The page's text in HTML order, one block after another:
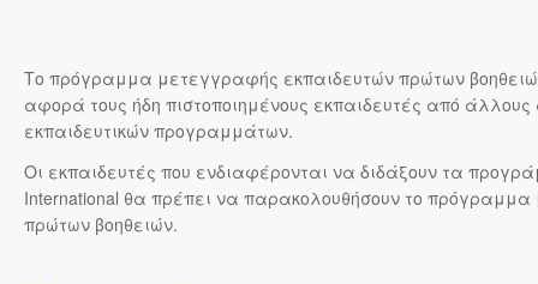
Το πρόγραμμα μετεγγραφής εκπαιδευτών πρώτων
αφορά τους ήδη πιστοποιημένους εκπαιδευτές από
εκπαιδευτικών προγραμμάτων.
Οι εκπαιδευτές που ενδιαφέρονται να διδάξουν τα
International θα πρέπει να παρακολουθήσουν το
πρώτων βοηθειών.